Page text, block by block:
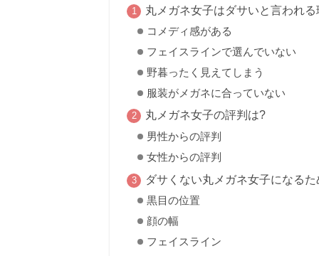
丸メガネ女子はダサいと言われる
コメディ感がある
フェイスラインで選んでいない
野暮ったく見えてしまう
服装がメガネに合っていない
丸メガネ女子の評判は?
男性からの評判
女性からの評判
ダサくない丸メガネ女子になる
黒目の位置
顔の幅
フェイスライン